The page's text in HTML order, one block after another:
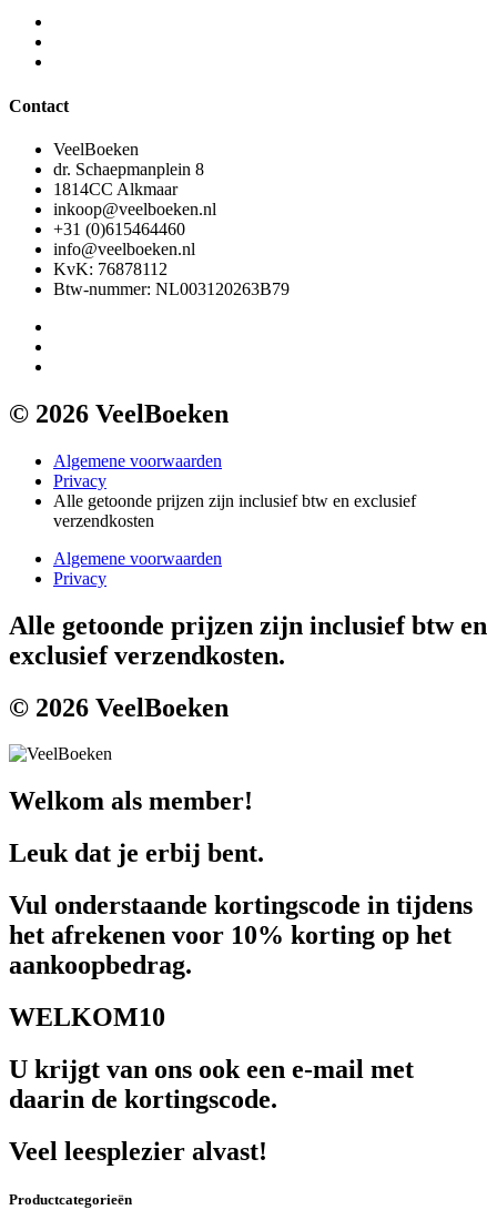
Contact
VeelBoeken
dr. Schaepmanplein 8
1814CC Alkmaar
inkoop@veelboeken.nl
+31 (0)615464460
info@veelboeken.nl
KvK: 76878112
Btw-nummer: NL003120263B79
© 2026 VeelBoeken
Algemene voorwaarden
Privacy
Alle getoonde prijzen zijn inclusief btw en exclusief
verzendkosten
Algemene voorwaarden
Privacy
Alle getoonde prijzen zijn inclusief btw en
exclusief verzendkosten.
© 2026 VeelBoeken
Welkom als member!
Leuk dat je erbij bent.
Vul onderstaande kortingscode in tijdens
het afrekenen voor 10% korting op het
aankoopbedrag.
WELKOM10
U krijgt van ons ook een e-mail met
daarin de kortingscode.
Veel leesplezier alvast!
Productcategorieën